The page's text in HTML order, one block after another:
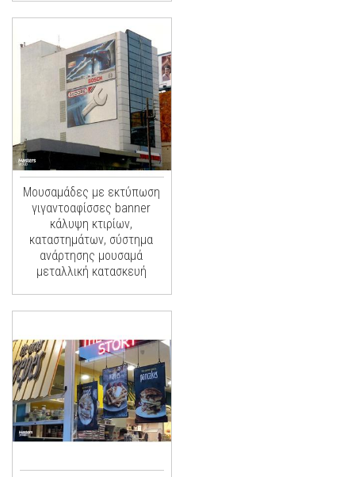
Μουσαμάδες με εκτύπωση
γιγαντοαφίσσες banner
κάλυψη κτιρίων,
καταστημάτων, σύστημα
ανάρτησης μουσαμά
μεταλλική κατασκευή